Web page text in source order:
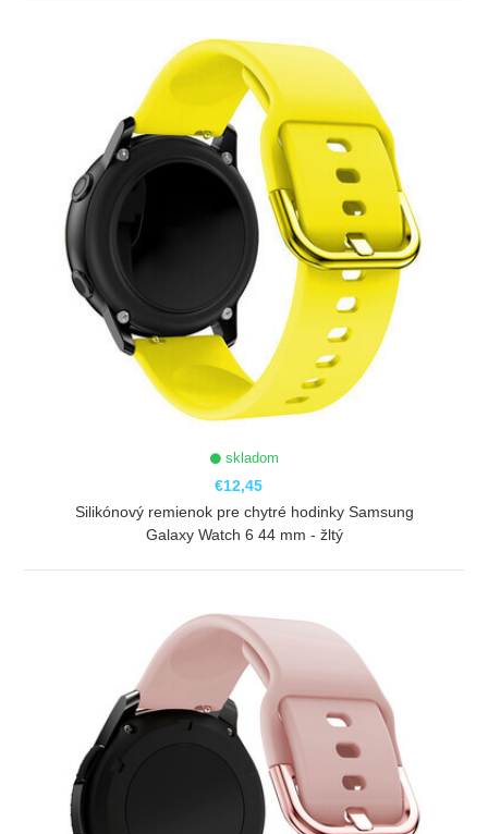
skladom
€12,45
Silikónový remienok pre chytré hodinky Samsung
Galaxy Watch 6 44 mm - žltý